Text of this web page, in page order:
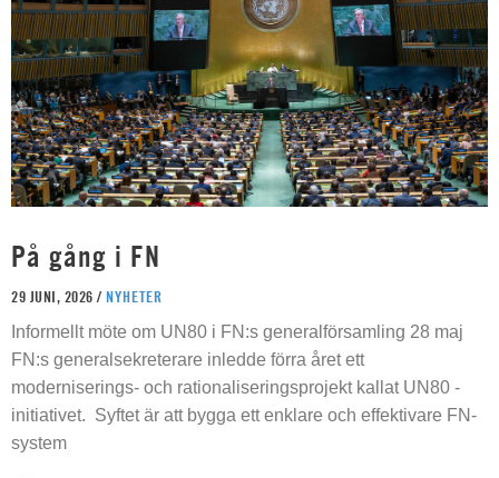
På gång i FN
29 JUNI, 2026 / NYHETER
Informellt möte om UN80 i FN:s generalförsamling 28 maj
FN:s generalsekreterare inledde förra året ett
moderniserings- och rationaliseringsprojekt kallat UN80 -
initiativet. Syftet är att bygga ett enklare och effektivare FN-
system